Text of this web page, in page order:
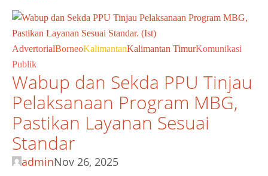
AdvertorialBorneoKalimantanKalimantan TimurKomunikasi
Publik
Wabup dan Sekda PPU Tinjau
Pelaksanaan Program MBG,
Pastikan Layanan Sesuai
Standar
adminNov 26, 2025